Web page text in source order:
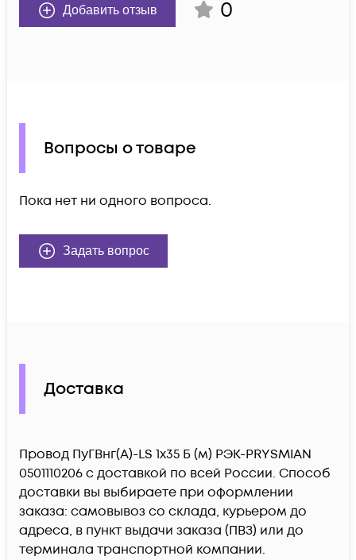
Добавить отзыв 0
Вопросы о товаре
Пока нет ни одного вопроса.
Задать вопрос
Доставка
Провод ПуГВнг(А)-LS 1х35 Б (м) РЭК-PRYSMIAN
0501110206 c доставкой по всей России. Способ
доставки вы выбираете при оформлении
заказа: самовывоз со склада, курьером до
адреса, в пункт выдачи заказа (ПВЗ) или до
терминала транспортной компании.